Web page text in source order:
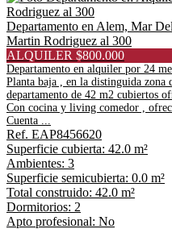
Departamento en Alem, Mar
Martin Rodriguez al 300
ALQUILER $800.000
Departamento en alquiler por 24
Planta baja , en la distinguida zona
departamento de 42 m2 cubiertos
Con cocina y living comedor ,
Cuenta ...
Ref. EAP8456620
Superficie cubierta: 42.0 m²
Ambientes: 3
Superficie semicubierta: 0.0 m²
Total construido: 42.0 m²
Dormitorios: 2
Apto profesional: No